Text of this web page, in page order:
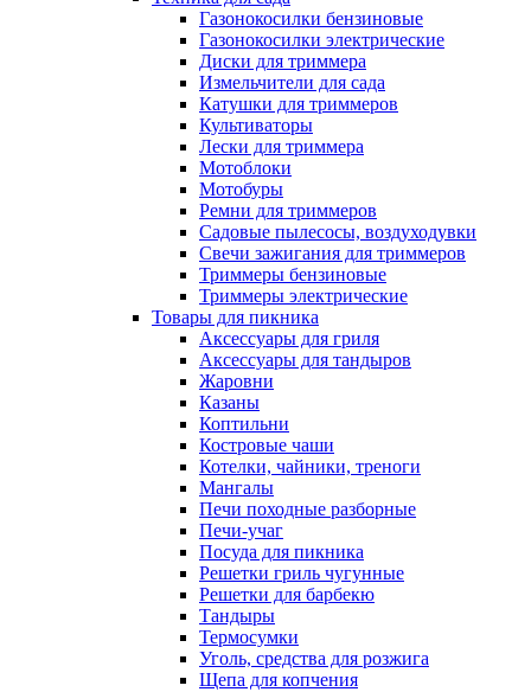
Газонокосилки бензиновые
Газонокосилки электрические
Диски для триммера
Измельчители для сада
Катушки для триммеров
Культиваторы
Лески для триммера
Мотоблоки
Мотобуры
Ремни для триммеров
Садовые пылесосы, воздуходувки
Свечи зажигания для триммеров
Триммеры бензиновые
Триммеры электрические
Товары для пикника
Аксессуары для гриля
Аксессуары для тандыров
Жаровни
Казаны
Коптильни
Костровые чаши
Котелки, чайники, треноги
Мангалы
Печи походные разборные
Печи-учаг
Посуда для пикника
Решетки гриль чугунные
Решетки для барбекю
Тандыры
Термосумки
Уголь, средства для розжига
Щепа для копчения